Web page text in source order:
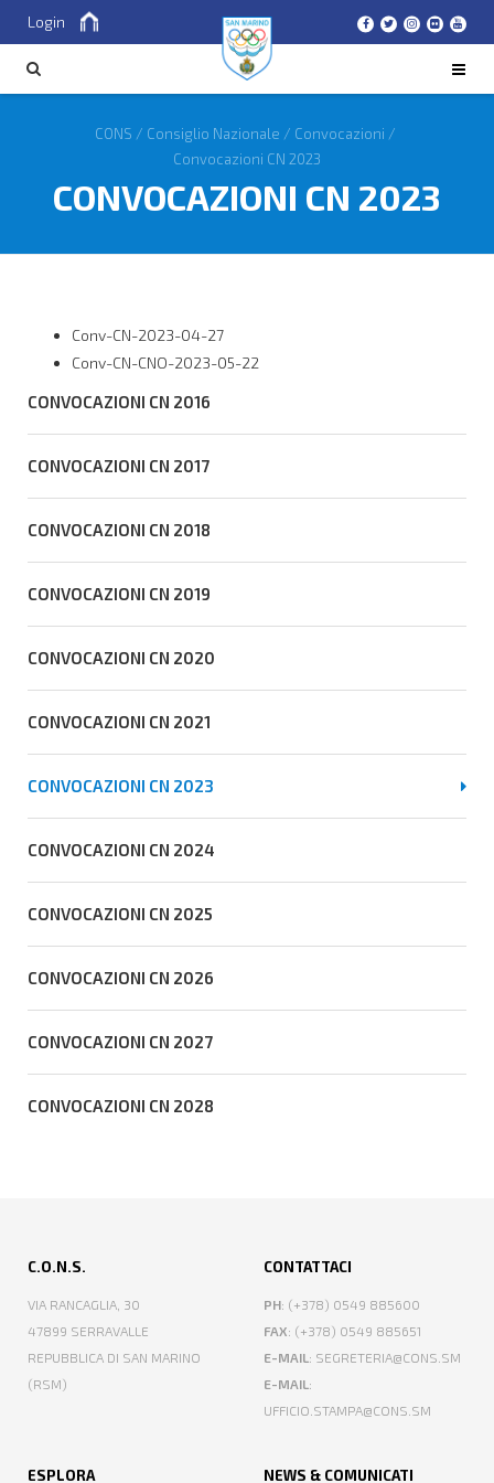
Login
CONS / Consiglio Nazionale / Convocazioni /
Convocazioni CN 2023
CONVOCAZIONI CN 2023
Conv-CN-2023-04-27
Conv-CN-CNO-2023-05-22
CONVOCAZIONI CN 2016
CONVOCAZIONI CN 2017
CONVOCAZIONI CN 2018
CONVOCAZIONI CN 2019
CONVOCAZIONI CN 2020
CONVOCAZIONI CN 2021
CONVOCAZIONI CN 2023
CONVOCAZIONI CN 2024
CONVOCAZIONI CN 2025
CONVOCAZIONI CN 2026
CONVOCAZIONI CN 2027
CONVOCAZIONI CN 2028
C.O.N.S.
VIA RANCAGLIA, 30
47899 SERRAVALLE
REPUBBLICA DI SAN MARINO
(RSM)
CONTATTACI
PH: (+378) 0549 885600
FAX: (+378) 0549 885651
E-MAIL: SEGRETERIA@CONS.SM
E-MAIL:
UFFICIO.STAMPA@CONS.SM
ESPLORA NEWS & COMUNICATI